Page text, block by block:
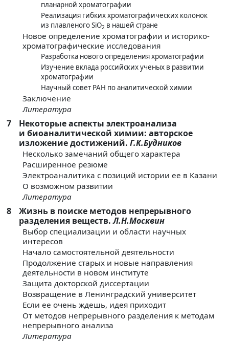
планарной хроматографии
Реализация гибких хроматографических колонок
из плавленого SiO2 в нашей стране
Новое определение хроматографии и историко-
хроматографические исследования
Разработка нового определения хроматографии
Изучение вклада российских ученых в развитии
хроматографии
Научный совет РАН по аналитической химии
Заключение
Литература
7
Некоторые аспекты электроанализа
и биоаналитической химии: авторское
изложение достижений. Г.К.Будников
Несколько замечаний общего характера
Расширенное резюме
Электроаналитика с позиций истории ее в Казани
О возможном развитии
Литература
8
Жизнь в поиске методов непрерывного
разделения веществ.Л.Н.Москвин
Выбор специализации и области научных
интересов
Начало самостоятельной деятельности
Продолжение старых и новые направления
деятельности в новом институте
Защита докторской диссертации
Возвращение в Ленинградский университет
Если ее очень ждешь, идея приходит
От методов непрерывного разделения к методам
непрерывного анализа
Литература